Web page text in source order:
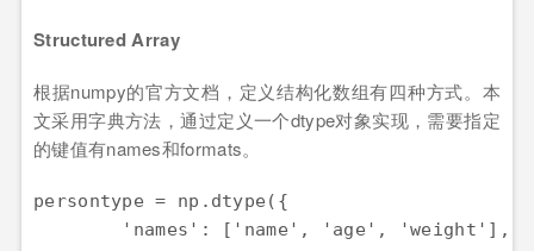
Structured Array
根据numpy的官方文档，定义结构化数组有四种方式。本
文采用字典方法，通过定义一个dtype对象实现，需要指定
的键值有names和formats。
persontype = np.dtype({
        'names': ['name', 'age', 'weight'],